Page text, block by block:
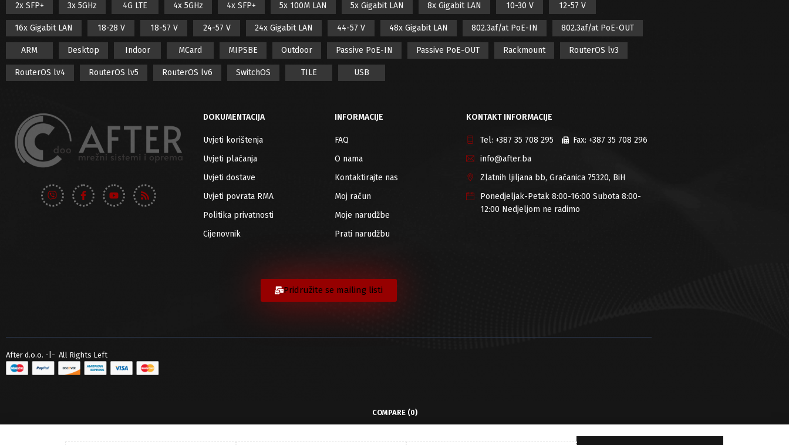
2x SFP+ 3x 5GHz 4G LTE 4x 5GHz 4x SFP+ 5x 100M LAN 5x Gigabit LAN 8x Gigabit LAN 10-30 V 12-57 V
16x Gigabit LAN 18-28 V 18-57 V 24-57 V 24x Gigabit LAN 44-57 V 48x Gigabit LAN 802.3af/at PoE-IN 802.3af/at PoE-OUT
ARM Desktop Indoor MCard MIPSBE Outdoor Passive PoE-IN Passive PoE-OUT Rackmount RouterOS lv3
RouterOS lv4 RouterOS lv5 RouterOS lv6 SwitchOS TILE USB
DOKUMENTACIJA
Uvjeti korištenja
Uvjeti plaćanja
Uvjeti dostave
Uvjeti povrata RMA
Politika privatnosti
Cijenovnik
INFORMACIJE
FAQ
O nama
Kontaktirajte nas
Moj račun
Moje narudžbe
Prati narudžbu
KONTAKT INFORMACIJE
Tel: +387 35 708 295 Fax: +387 35 708 296
info@after.ba
Zlatnih ljiljana bb, Gračanica 75320, BiH
Ponedjeljak-Petak 8:00-16:00 Subota 8:00-
12:00 Nedjeljom ne radimo
Pridružite se mailing listi
After d.o.o. -|- All Rights Left
COMPARE (0)